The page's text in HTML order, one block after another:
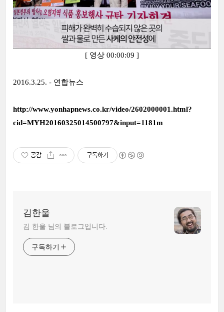
[ 영상 00:00:09 ]
2016.3.25. - 연합뉴스
http://www.yonhapnews.co.kr/video/2602000001.html?
cid=MYH20160325014500797&input=1181m
공감 구독하기
김한울
김 한울 님의 블로그입니다.
구독하기